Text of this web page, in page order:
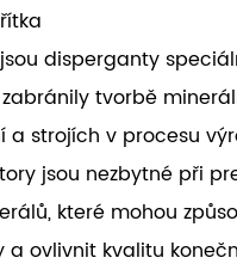
disperganty
tvorbě
a strojích v procesu
jsou nezbytné při
které mohou
a ovlivnit kvalitu